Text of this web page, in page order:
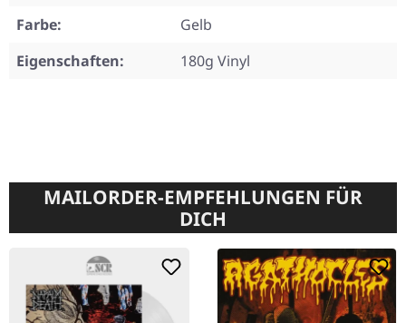
Farbe:
Gelb
Eigenschaften:
180g Vinyl
MAILORDER-EMPFEHLUNGEN FÜR
DICH